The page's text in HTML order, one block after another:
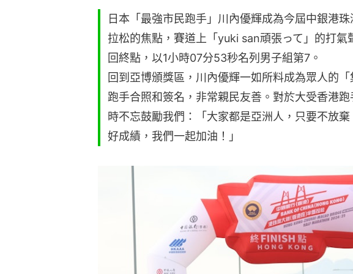
日本「最強市民跑手」川內優輝成為今屆中銀港
拉松的焦點，賽道上「yuki san頑張って」的打氣
回終點，以1小時07分53秒名列男子組第7。
回到亞博頒獎區，川內優輝一如所料成為眾人的
跑手合照和簽名，非常親民友善。對於大受香港跑
時不忘鼓勵我們：「大家都是亞洲人，只要不放
好成績，我們一起加油！」